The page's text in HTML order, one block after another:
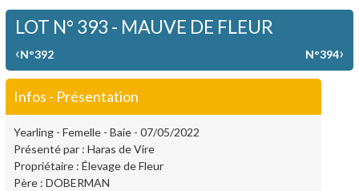
LOT N° 393 - MAUVE DE FLEUR
‹N°392 N°394›
Infos - Présentation
Yearling - Femelle - Baie - 07/05/2022
Présenté par : Haras de Vire
Propriétaire : Élevage de Fleur
Père : DOBERMAN